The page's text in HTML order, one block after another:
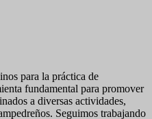
para la práctica de
fundamental para promover
a diversas actividades,
Seguimos trabajando